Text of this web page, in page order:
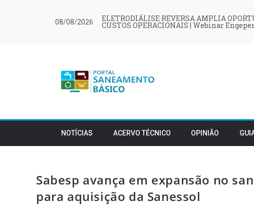
08/08/2026 ELETRODIÁLISE REVERSA AMPLIA
CUSTOS OPERACIONAIS | Webinar
NOTÍCIAS ACERVO TÉCNICO OPINIÃO
Sabesp avança em expansão no
para aquisição da Sanessol